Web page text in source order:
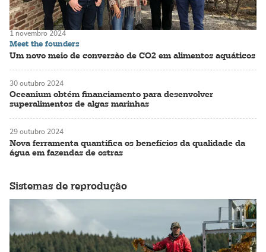
Meet the founders
Um novo meio de conversão de CO2 em alimentos aquáticos
1 novembro 2024
Oceanium obtém financiamento para desenvolver
superalimentos de algas marinhas
30 outubro 2024
Nova ferramenta quantifica os benefícios da qualidade da
água em fazendas de ostras
29 outubro 2024
Sistemas de reprodução